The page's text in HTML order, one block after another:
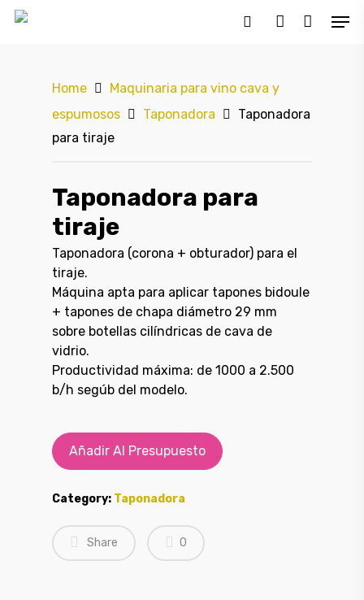
Hit enter to search or ESC to close
Home
Maquinaria para vino cava y
espumosos
Taponadora
Taponadora
para tiraje
Taponadora para
tiraje
Taponadora (corona + obturador) para el
tiraje.
Máquina apta para aplicar tapones bidoule
+ tapones de chapa diámetro 29 mm
sobre botellas cilíndricas de cava de
vidrio.
Productividad máxima: de 1000 a 2.500
b/h segúb del modelo.
Añadir Al Presupuesto
Category: Taponadora
Share 0